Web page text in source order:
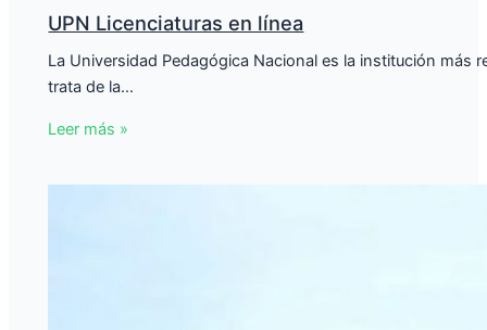
UPN Licenciaturas en línea
La Universidad Pedagógica Nacional es la institución
trata de la…
Leer más »